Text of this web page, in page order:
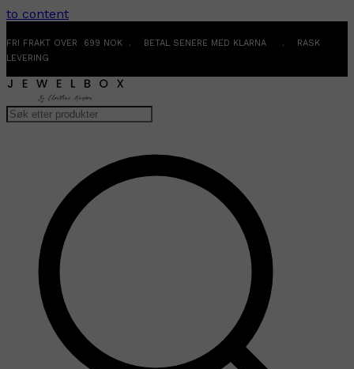
to content
FRI FRAKT OVER 699 NOK . BETAL SENERE MED KLARNA . RASK
LEVERING